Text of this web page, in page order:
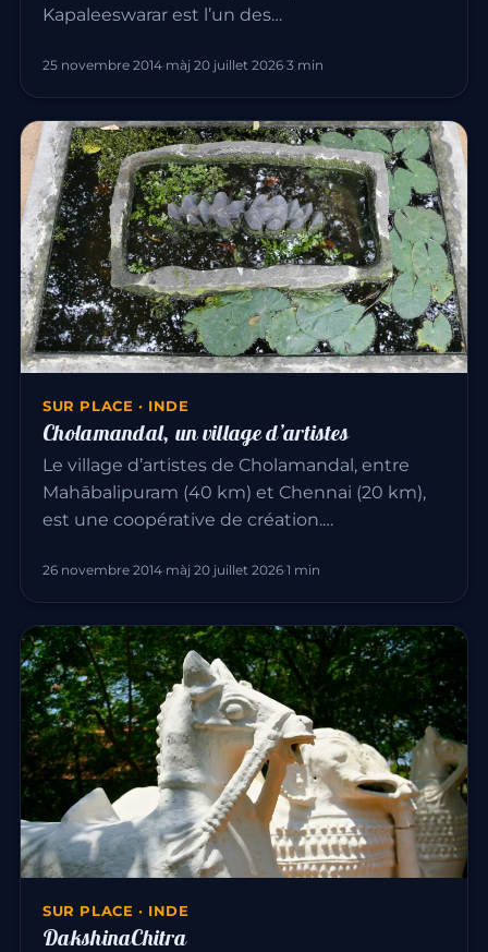
Kapaleeswarar est l’un des…
25 novembre 2014·màj 20 juillet 2026·3 min
SUR PLACE · INDE
Cholamandal, un village d’artistes
Le village d’artistes de Cholamandal, entre
Mahābalipuram (40 km) et Chennai (20 km),
est une coopérative de création.…
26 novembre 2014·màj 20 juillet 2026·1 min
SUR PLACE · INDE
DakshinaChitra